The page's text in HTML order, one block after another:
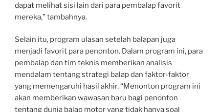
dapat melihat sisi lain dari para pembalap favorit
mereka,” tambahnya.
Selain itu, program ulasan setelah balapan juga
menjadi favorit para penonton. Dalam program ini, para
pembalap dan tim teknis memberikan analisis
mendalam tentang strategi balap dan faktor-faktor
yang memengaruhi hasil akhir. “Menonton program ini
akan memberikan wawasan baru bagi penonton
tentang dunia balap motor yang tidak hanya soal